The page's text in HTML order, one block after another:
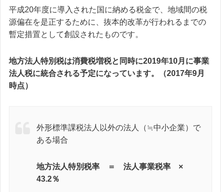
平成20年度に導入された国に納める税金で、地域間の税
源偏在を是正するために、抜本的改革が行われるまでの
暫定措置として創設されたものです。
地方法人特別税は消費税増税と同時に2019年10月に事業
法人税に統合される予定になっています。（2017年9月
時点）
外形標準課税法人以外の法人（≒中小企業）で
ある場合
地方法人特別税率 ＝ 法人事業税率 ×
43.2％